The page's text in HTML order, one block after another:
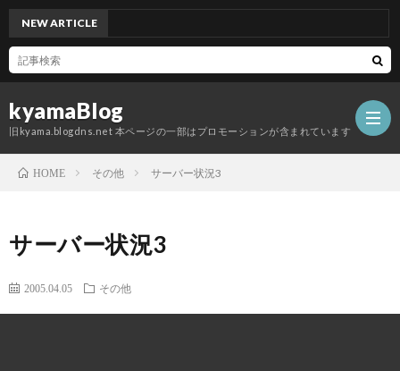
kyamaBlog
旧kyama.blogdns.net 本ページの一部はプロモーションが含まれています
NEW ARTICLE
二枚盛買ってきた
HOME その他 サーバー状況3
サーバー状況3
2005.04.05 その他